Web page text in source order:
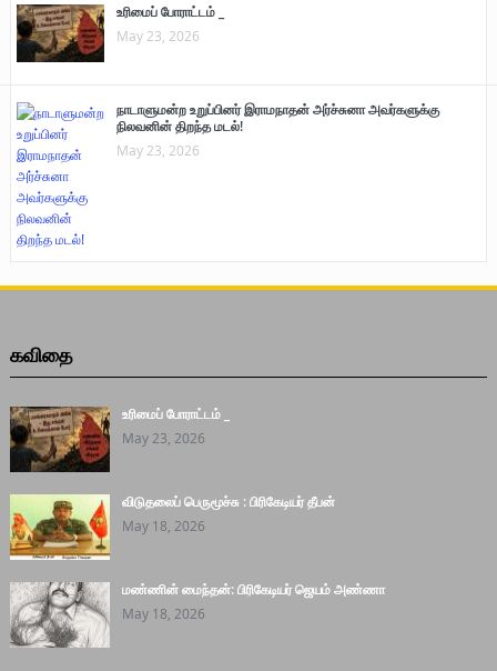
உரிமைப் போராட்டம் _
May 23, 2026
நாடாளுமன்ற உறுப்பினர் இராமநாதன் அர்ச்சுனா அவர்களுக்கு
நிலவனின் திறந்த மடல்!
May 23, 2026
கவிதை
உரிமைப் போராட்டம் _
May 23, 2026
விடுதலைப் பெருமூச்சு : பிரிகேடியர் தீபன்
May 18, 2026
மண்ணின் மைந்தன்: பிரிகேடியர் ஜெயம் அண்ணா
May 18, 2026